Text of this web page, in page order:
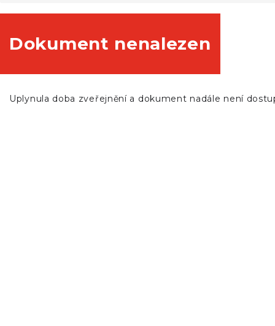
Dokument nenalezen
Uplynula doba zveřejnění a dokument nadále není